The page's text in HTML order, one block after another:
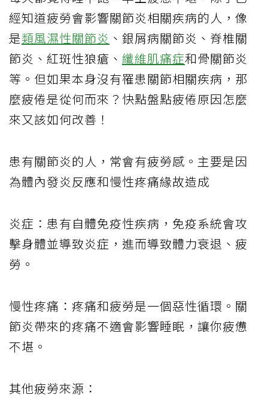
經知道疲勞會影響關節炎相關疾病的人，像
是類風濕性關節炎 、銀屑病關節炎、脊椎關
節炎、紅斑性狼瘡、 纖維肌痛症和骨關節炎
等。但如果本身沒有罹患關節相關疾病，那
麼疲倦是從何而來？快點盤點疲倦原因怎麼
來又該如何改善！
患有關節炎的人，常會有疲勞感。主要是因
為體內發炎反應和慢性疼痛緣故造成
炎症：患有自體免疫性疾病，免疫系統會攻
擊身體並導致炎症，進而導致體力衰退、疲
勞。
慢性疼痛：疼痛和疲勞是一個惡性循環。關
節炎帶來的疼痛不適會影響睡眠，讓你疲憊
不堪。
其他疲勞來源：